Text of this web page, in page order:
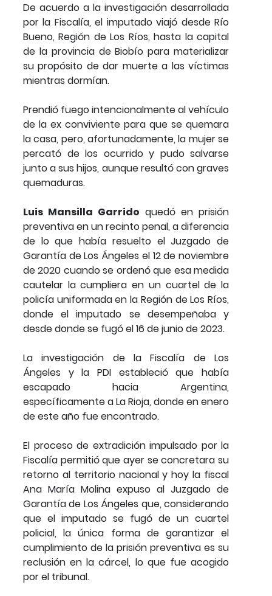
De acuerdo a la investigación desarrollada
por la Fiscalía, el imputado viajó desde Río
Bueno, Región de Los Ríos, hasta la capital
de la provincia de Biobío para materializar
su propósito de dar muerte a las víctimas
mientras dormían.
Prendió fuego intencionalmente al vehículo
de la ex conviviente para que se quemara
la casa, pero, afortunadamente, la mujer se
percató de los ocurrido y pudo salvarse
junto a sus hijos, aunque resultó con graves
quemaduras.
Luis Mansilla Garrido quedó en prisión
preventiva en un recinto penal, a diferencia
de lo que había resuelto el Juzgado de
Garantía de Los Ángeles el 12 de noviembre
de 2020 cuando se ordenó que esa medida
cautelar la cumpliera en un cuartel de la
policía uniformada en la Región de Los Ríos,
donde el imputado se desempeñaba y
desde donde se fugó el 16 de junio de 2023.
La investigación de la Fiscalía de Los
Ángeles y la PDI estableció que había
escapado hacia Argentina,
específicamente a La Rioja, donde en enero
de este año fue encontrado.
El proceso de extradición impulsado por la
Fiscalía permitió que ayer se concretara su
retorno al territorio nacional y hoy la fiscal
Ana María Molina expuso al Juzgado de
Garantía de Los Ángeles que, considerando
que el imputado se fugó de un cuartel
policial, la única forma de garantizar el
cumplimiento de la prisión preventiva es su
reclusión en la cárcel, lo que fue acogido
por el tribunal.